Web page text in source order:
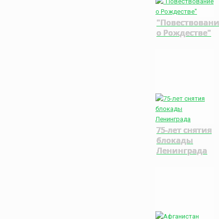
о Рождестве"
75-лет снятия
блокады
Ленинграда